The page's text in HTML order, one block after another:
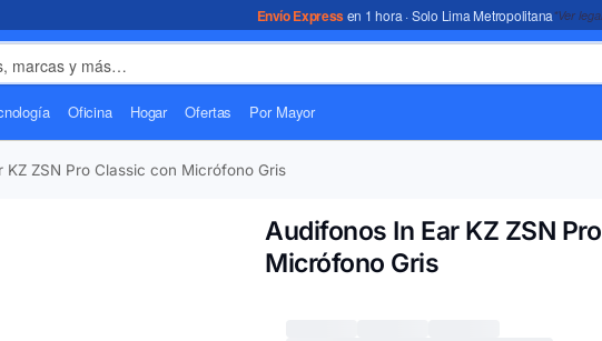
Envío Expressen 1 hora · Solo Lima Metropolitana*Ver
Oficina Hogar Ofertas Por Mayor
KZ ZSN Pro Classic con Micrófono Gris
Audifonos In Ear KZ ZSN
Micrófono Gris